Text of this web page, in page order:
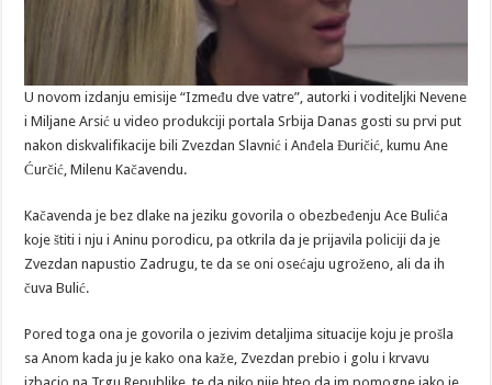
U novom izdanju emisije “Između dve vatre”, autorki i voditeljki Nevene
i Miljane Arsić u video produkciji portala Srbija Danas gosti su prvi put
nakon diskvalifikacije bili Zvezdan Slavnić i Anđela Đuričić, kumu Ane
Ćurčić, Milenu Kačavendu.
Kačavenda je bez dlake na jeziku govorila o obezbeđenju Ace Bulića
koje štiti i nju i Aninu porodicu, pa otkrila da je prijavila policiji da je
Zvezdan napustio Zadrugu, te da se oni osećaju ugroženo, ali da ih
čuva Bulić.
Pored toga ona je govorila o jezivim detaljima situacije koju je prošla
sa Anom kada ju je kako ona kaže, Zvezdan prebio i golu i krvavu